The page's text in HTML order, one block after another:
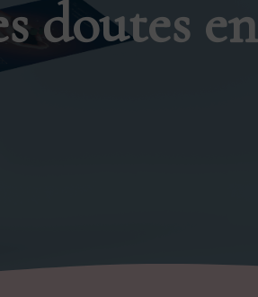
doutes en